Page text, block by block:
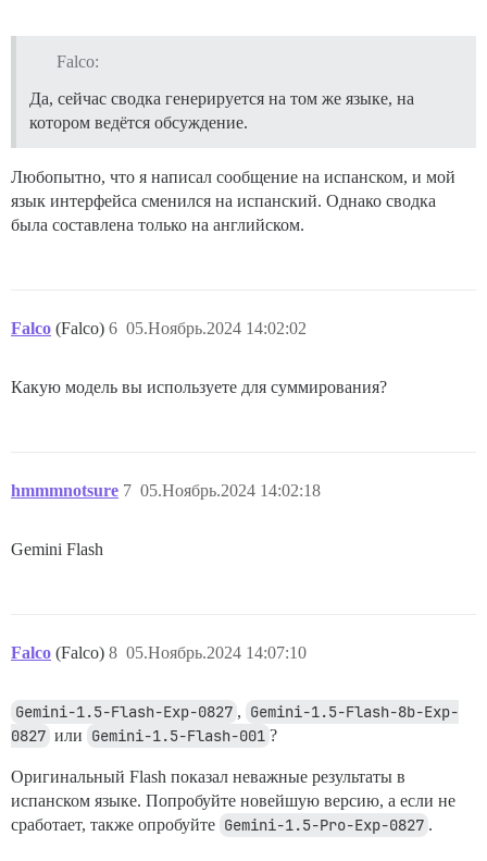
Falco:
Да, сейчас сводка генерируется на том же языке, на
котором ведётся обсуждение.
Любопытно, что я написал сообщение на испанском, и мой
язык интерфейса сменился на испанский. Однако сводка
была составлена только на английском.
Falco (Falco) 05.Ноябрь.2024 14:02:02
6
Какую модель вы используете для суммирования?
hmmmnotsure 05.Ноябрь.2024 14:02:18
7
Gemini Flash
Falco (Falco) 05.Ноябрь.2024 14:07:10
8
Gemini-1.5-Flash-Exp-0827 , Gemini-1.5-Flash-8b-Exp-
0827 или Gemini-1.5-Flash-001 ?
Оригинальный Flash показал неважные результаты в
испанском языке. Попробуйте новейшую версию, а если не
сработает, также опробуйте Gemini-1.5-Pro-Exp-0827 .